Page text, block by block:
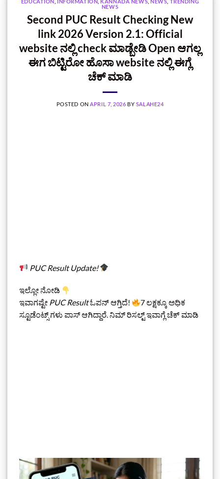
NEWS
Second PUC Result Checking New
link 2026 Version 2.1: Official
website ನಲ್ಲಿ check ಮಾಡ್ಬೇಡಿ Open ಆಗಲ್ಲ
ಈಗ ಬಿಟ್ಟಿರೋ ಹೊಸಾ website ನಲ್ಲಿ ಈಗ್ಲೆ
ಚೆಕ್‌ ಮಾಡಿ
POSTED ON APRIL 7, 2026 BY SALAHE24
PUC Result Update!
ಇಲ್ಲೋ ನೋಡಿ
ಇವಾಗಷ್ಟೇ PUC Resultಓಪನ್ ಆಗ್ತಿದೆ!
7 ಲಕ್ಷಕ್ಕೂ ಅಧಿಕ
ಸ್ಟೂಡೆಂಟ್ಸ್‌ ಗಳು ಪಾಸ್‌ ಆಗಿದ್ದಾರೆ. ನಿಮ್‌ ರಿಸಲ್ಟ್‌ ಇವಾಗ್ಲೆ ಚೆಕ್‌ ಮಾಡಿ